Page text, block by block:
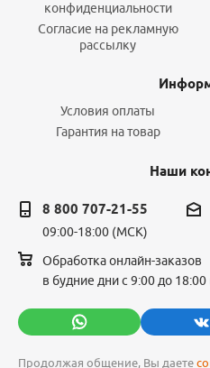
конфиденциальности
Согласие на рекламную
рассылку
Условия оплаты
Гарантия на товар
Наши
8 800 707-21-55
09:00-18:00 (МСК)
Обработка онлайн-заказов
в будние дни с 9:00 до
Продолжая общение, Вы даете